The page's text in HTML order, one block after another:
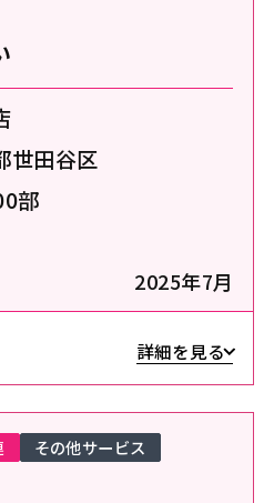
世田谷区
部
2025年7月
詳細を見る
その他サービス